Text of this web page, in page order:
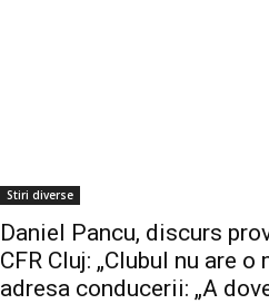
Stiri diverse
Daniel Pancu, discurs
CFR Cluj: „Clubul nu are
adresa conducerii: „A